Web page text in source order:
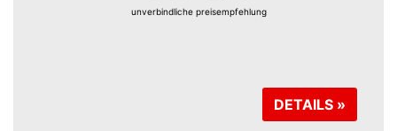
unverbindliche preisempfehlung
DETAILS »